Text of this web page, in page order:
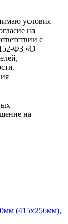
условия
на
с
ФЗ «О
на